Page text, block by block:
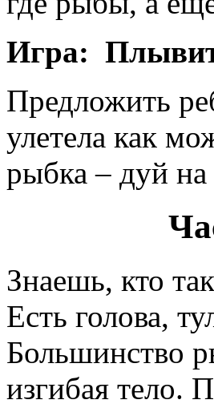
Игра:
Предложить
улетела как
рыбка – дуй
Знаешь, кто
Есть голова,
Большинство
изгибая тело.